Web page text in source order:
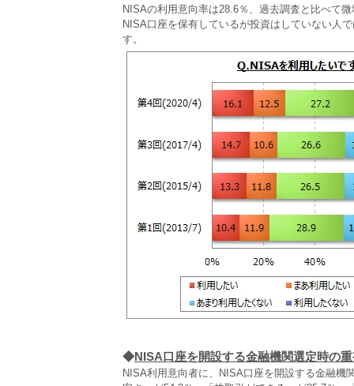
NISAの利用意向率は28.6％、過去調査と比べて
NISA口座を保有しているが投資はしていない人
す。
◆NISA口座を開設する金融機関選定時の
NISA利用意向者に、NISA口座を開設する金融機